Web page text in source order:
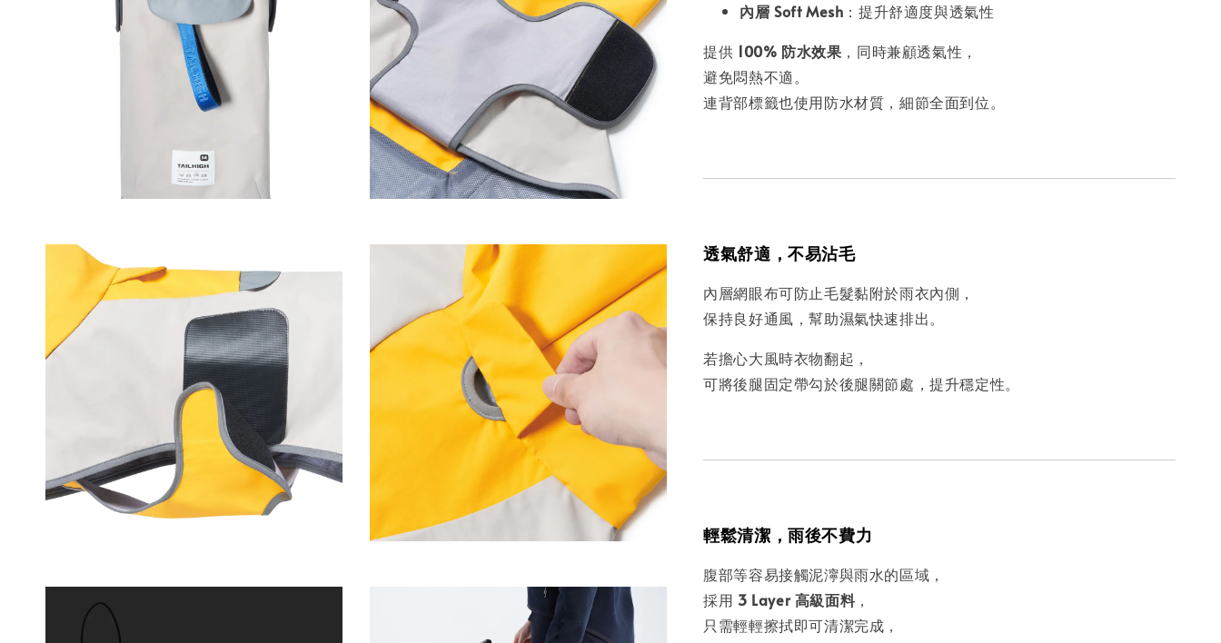
內層 Soft Mesh ：提升舒適度與透氣性
提供 100% 防水效果 ，同時兼顧透氣性，
避免悶熱不適。
連背部標籤也使用防水材質，細節全面到位。
透氣舒適，不易沾毛
內層網眼布可防止毛髮黏附於雨衣內側，
保持良好通風，幫助濕氣快速排出。
若擔心大風時衣物翻起，
可將後腿固定帶勾於後腿關節處，提升穩定性。
輕鬆清潔，雨後不費力
腹部等容易接觸泥濘與雨水的區域，
採用 3 Layer 高級面料，
只需輕輕擦拭即可清潔完成，